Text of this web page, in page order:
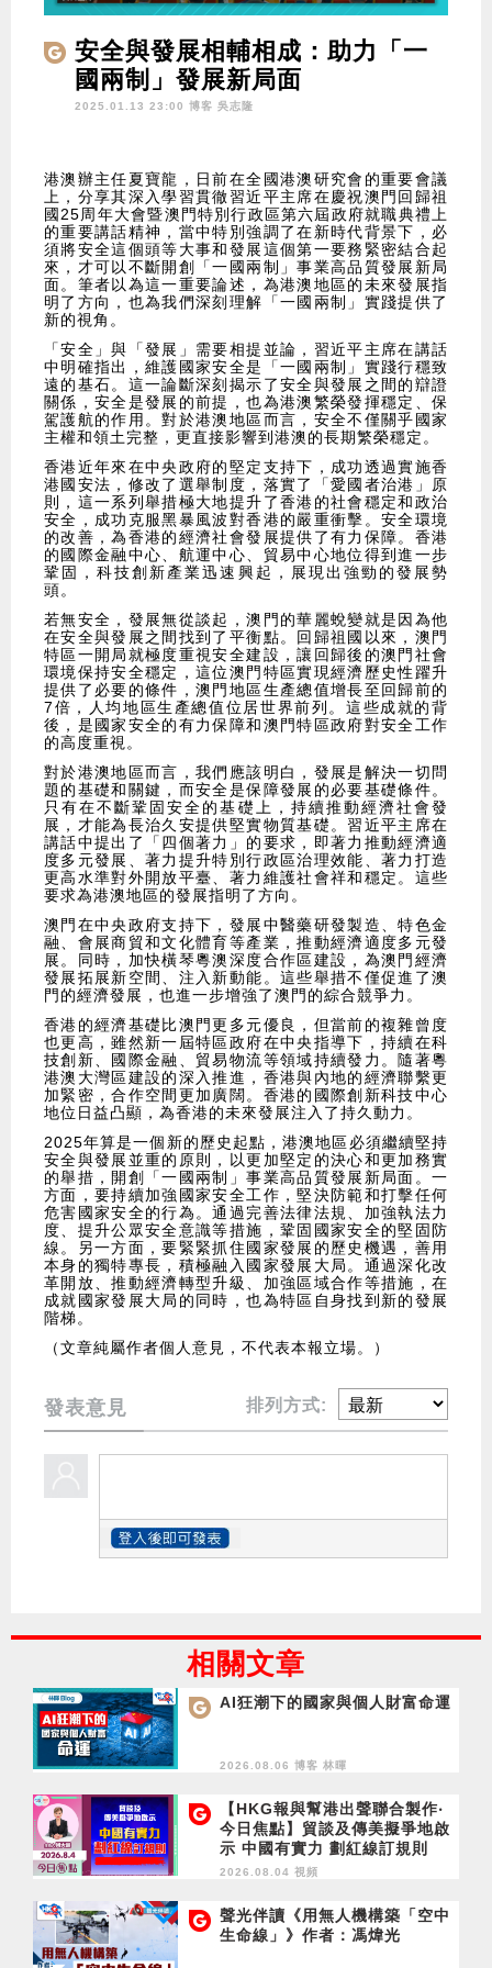
安全與發展相輔相成：助力「一
國兩制」發展新局面
2025.01.13 23:00 博客 吳志隆
港澳辦主任夏寶龍，日前在全國港澳研究會的重要會議
上，分享其深入學習貫徹習近平主席在慶祝澳門回歸祖
國25周年大會暨澳門特別行政區第六屆政府就職典禮上
的重要講話精神，當中特別強調了在新時代背景下，必
須將安全這個頭等大事和發展這個第一要務緊密結合起
來，才可以不斷開創「一國兩制」事業高品質發展新局
面。筆者以為這一重要論述，為港澳地區的未來發展指
明了方向，也為我們深刻理解「一國兩制」實踐提供了
新的視角。
「安全」與「發展」需要相提並論，習近平主席在講話
中明確指出，維護國家安全是「一國兩制」實踐行穩致
遠的基石。這一論斷深刻揭示了安全與發展之間的辯證
關係，安全是發展的前提，也為港澳繁榮發揮穩定、保
駕護航的作用。對於港澳地區而言，安全不僅關乎國家
主權和領土完整，更直接影響到港澳的長期繁榮穩定。
香港近年來在中央政府的堅定支持下，成功透過實施香
港國安法，修改了選舉制度，落實了「愛國者治港」原
則，這一系列舉措極大地提升了香港的社會穩定和政治
安全，成功克服黑暴風波對香港的嚴重衝擊。安全環境
的改善，為香港的經濟社會發展提供了有力保障。香港
的國際金融中心、航運中心、貿易中心地位得到進一步
鞏固，科技創新產業迅速興起，展現出強勁的發展勢
頭。
若無安全，發展無從談起，澳門的華麗蛻變就是因為他
在安全與發展之間找到了平衡點。回歸祖國以來，澳門
特區一開局就極度重視安全建設，讓回歸後的澳門社會
環境保持安全穩定，這位澳門特區實現經濟歷史性躍升
提供了必要的條件，澳門地區生產總值增長至回歸前的
7倍，人均地區生產總值位居世界前列。這些成就的背
後，是國家安全的有力保障和澳門特區政府對安全工作
的高度重視。
對於港澳地區而言，我們應該明白，發展是解決一切問
題的基礎和關鍵，而安全是保障發展的必要基礎條件。
只有在不斷鞏固安全的基礎上，持續推動經濟社會發
展，才能為長治久安提供堅實物質基礎。習近平主席在
講話中提出了「四個著力」的要求，即著力推動經濟適
度多元發展、著力提升特別行政區治理效能、著力打造
更高水準對外開放平臺、著力維護社會祥和穩定。這些
要求為港澳地區的發展指明了方向。
澳門在中央政府支持下，發展中醫藥研發製造、特色金
融、會展商貿和文化體育等產業，推動經濟適度多元發
展。同時，加快橫琴粵澳深度合作區建設，為澳門經濟
發展拓展新空間、注入新動能。這些舉措不僅促進了澳
門的經濟發展，也進一步增強了澳門的綜合競爭力。
香港的經濟基礎比澳門更多元優良，但當前的複雜曾度
也更高，雖然新一屆特區政府在中央指導下，持續在科
技創新、國際金融、貿易物流等領域持續發力。隨著粵
港澳大灣區建設的深入推進，香港與內地的經濟聯繫更
加緊密，合作空間更加廣闊。香港的國際創新科技中心
地位日益凸顯，為香港的未來發展注入了持久動力。
2025年算是一個新的歷史起點，港澳地區必須繼續堅持
安全與發展並重的原則，以更加堅定的決心和更加務實
的舉措，開創「一國兩制」事業高品質發展新局面。一
方面，要持續加強國家安全工作，堅決防範和打擊任何
危害國家安全的行為。通過完善法律法規、加強執法力
度、提升公眾安全意識等措施，鞏固國家安全的堅固防
線。另一方面，要緊緊抓住國家發展的歷史機遇，善用
本身的獨特專長，積極融入國家發展大局。通過深化改
革開放、推動經濟轉型升級、加強區域合作等措施，在
成就國家發展大局的同時，也為特區自身找到新的發展
階梯。
（文章純屬作者個人意見，不代表本報立場。）
發表意見 排列方式:
相關文章
AI狂潮下的國家與個人財富命運
2026.08.06 博客 林暉
【HKG報與幫港出聲聯合製作‧
今日焦點】貿談及傳美擬爭地啟
示 中國有實力 劃紅線訂規則
2026.08.04 視頻
聲光伴讀《用無人機構築「空中
生命線」》作者：馮煒光